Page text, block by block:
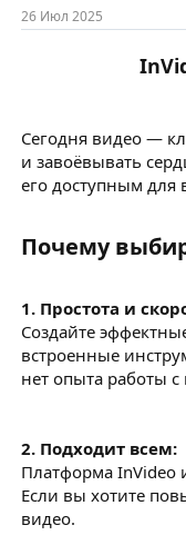
26 Июл 2025
Сегодня видео —
и завоёвывать
его доступным для
Почему
1. Простота и
Создайте
встроенные
нет опыта работы
2. Подходит всем:
Платформа InVideo
Если вы хотите
видео.